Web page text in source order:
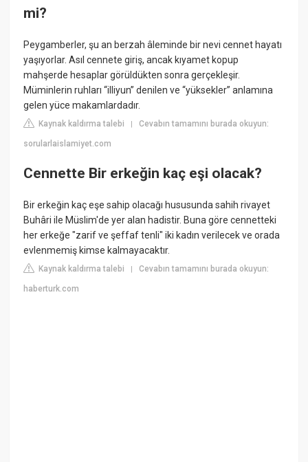
mi?
Peygamberler, şu an berzah âleminde bir nevi cennet hayatı
yaşıyorlar. Asıl cennete giriş, ancak kıyamet kopup
mahşerde hesaplar görüldükten sonra gerçekleşir.
Müminlerin ruhları “illiyun” denilen ve “yüksekler” anlamına
gelen yüce makamlardadır.
Kaynak kaldırma talebi |Cevabın tamamını burada okuyun:
sorularlaislamiyet.com
Cennette Bir erkeğin kaç eşi olacak?
Bir erkeğin kaç eşe sahip olacağı hususunda sahih rivayet
Buhâri ile Müslim'de yer alan hadistir. Buna göre cennetteki
her erkeğe "zarif ve şeffaf tenli" iki kadın verilecek ve orada
evlenmemiş kimse kalmayacaktır.
Kaynak kaldırma talebi |Cevabın tamamını burada okuyun:
haberturk.com